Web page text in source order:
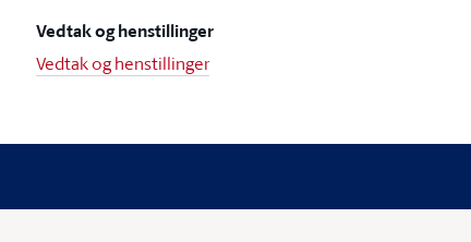
Vedtak og henstillinger
Vedtak og henstillinger